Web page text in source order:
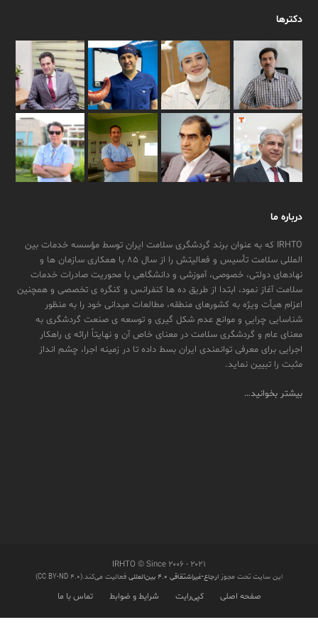
دکترها
درباره ما
IRHTO که به عنوان برند گردشگری سلامت ایران توسط مؤسسه خدمات بین
المللی سلامت تأسیس و فعالیتش را از سال ۸۵ با همکاری سازمان ها و
نهادهای دولتی، خصوصی، آموزشی و دانشگاهی با محوریت صادرات خدمات
سلامت آغاز نمود، ابتدا از طریق ده ها کنفرانس و کنگره ی تخصصی و همچنین
اعزام هیأت ویژه به کشورهای منطقه، مطالعات میدانی خود را به منظور
شناسایی چراییِ و موانع عدم شکل گیری و توسعه ی صنعت گردشگری به
معنای عام و گردشگری سلامت در معنای خاص آن و نهایتاً ارائه ی راهکار
اجرایی برای معرفی توانمندی ایران بسط داده تا در زمینه اجرا، چشم انداز
مثبت را تبیین نماید.
بیشتر بخوانید…
IRHTO © Since ۲۰۰۶ - ۲۰۲۱
این سایت تحت مجوز ارجاع-غیراشتقاقی ۴.۰ بین‌المللی فعالیت می‌کند.(CC BY-ND 4.0)
صفحه اصلی کپی‌رایت شرایط و ضوابط تماس با ما